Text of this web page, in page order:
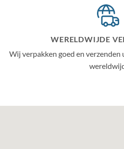
WERELDWIJDE
Wij verpakken goed en verzenden